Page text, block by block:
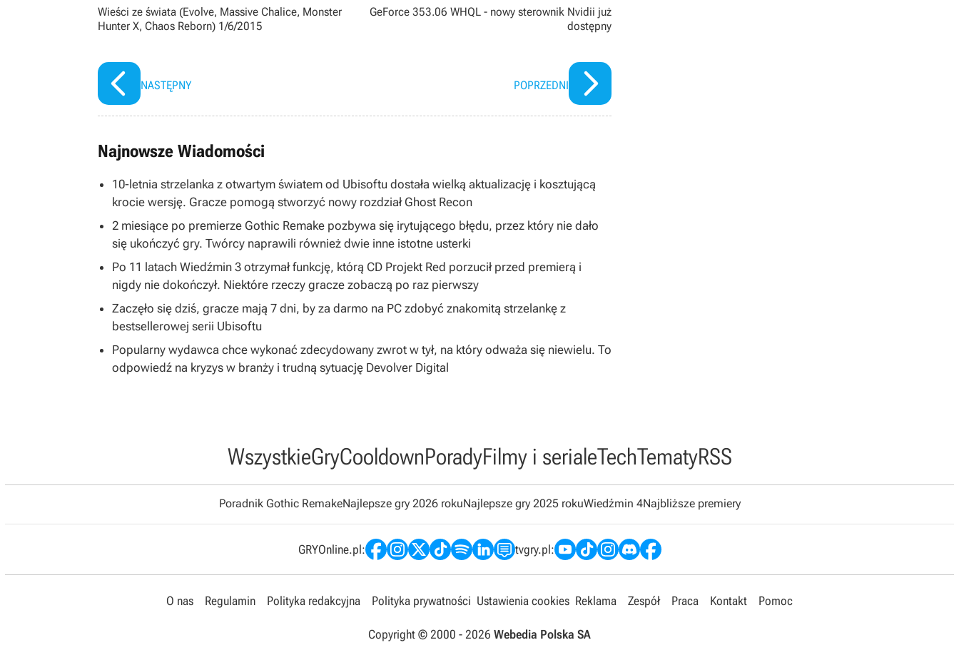
Wieści ze świata (Evolve, Massive Chalice, Monster
Hunter X, Chaos Reborn) 1/6/2015
NASTĘPNY
GeForce 353.06 WHQL - nowy sterownik Nvidii już
dostępny
POPRZEDNI
Najnowsze Wiadomości
10-letnia strzelanka z otwartym światem od Ubisoftu dostała wielką aktualizację i kosztującą
krocie wersję. Gracze pomogą stworzyć nowy rozdział Ghost Recon
2 miesiące po premierze Gothic Remake pozbywa się irytującego błędu, przez który nie dało
się ukończyć gry. Twórcy naprawili również dwie inne istotne usterki
Po 11 latach Wiedźmin 3 otrzymał funkcję, którą CD Projekt Red porzucił przed premierą i
nigdy nie dokończył. Niektóre rzeczy gracze zobaczą po raz pierwszy
Zaczęło się dziś, gracze mają 7 dni, by za darmo na PC zdobyć znakomitą strzelankę z
bestsellerowej serii Ubisoftu
Popularny wydawca chce wykonać zdecydowany zwrot w tył, na który odważa się niewielu. To
odpowiedź na kryzys w branży i trudną sytuację Devolver Digital
WszystkieGryCooldownPoradyFilmy i serialeTechTematyRSS
Poradnik Gothic RemakeNajlepsze gry 2026 rokuNajlepsze gry 2025 rokuWiedźmin 4Najbliższe premiery
GRYOnline.pl: tvgry.pl:
O nas Regulamin Polityka redakcyjna Polityka prywatności Ustawienia cookies Reklama Zespół Praca Kontakt Pomoc
Copyright © 2000 - 2026 Webedia Polska SA